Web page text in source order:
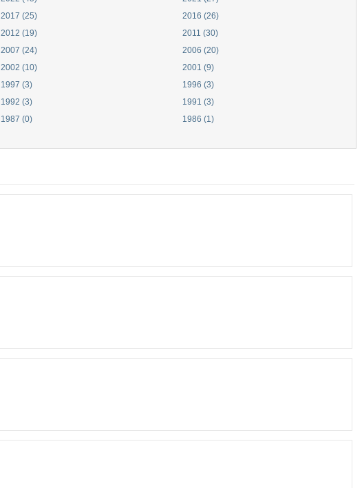
2017 (25)
2016 (26)
2012 (19)
2011 (30)
2007 (24)
2006 (20)
2002 (10)
2001 (9)
1997 (3)
1996 (3)
1992 (3)
1991 (3)
1987 (0)
1986 (1)